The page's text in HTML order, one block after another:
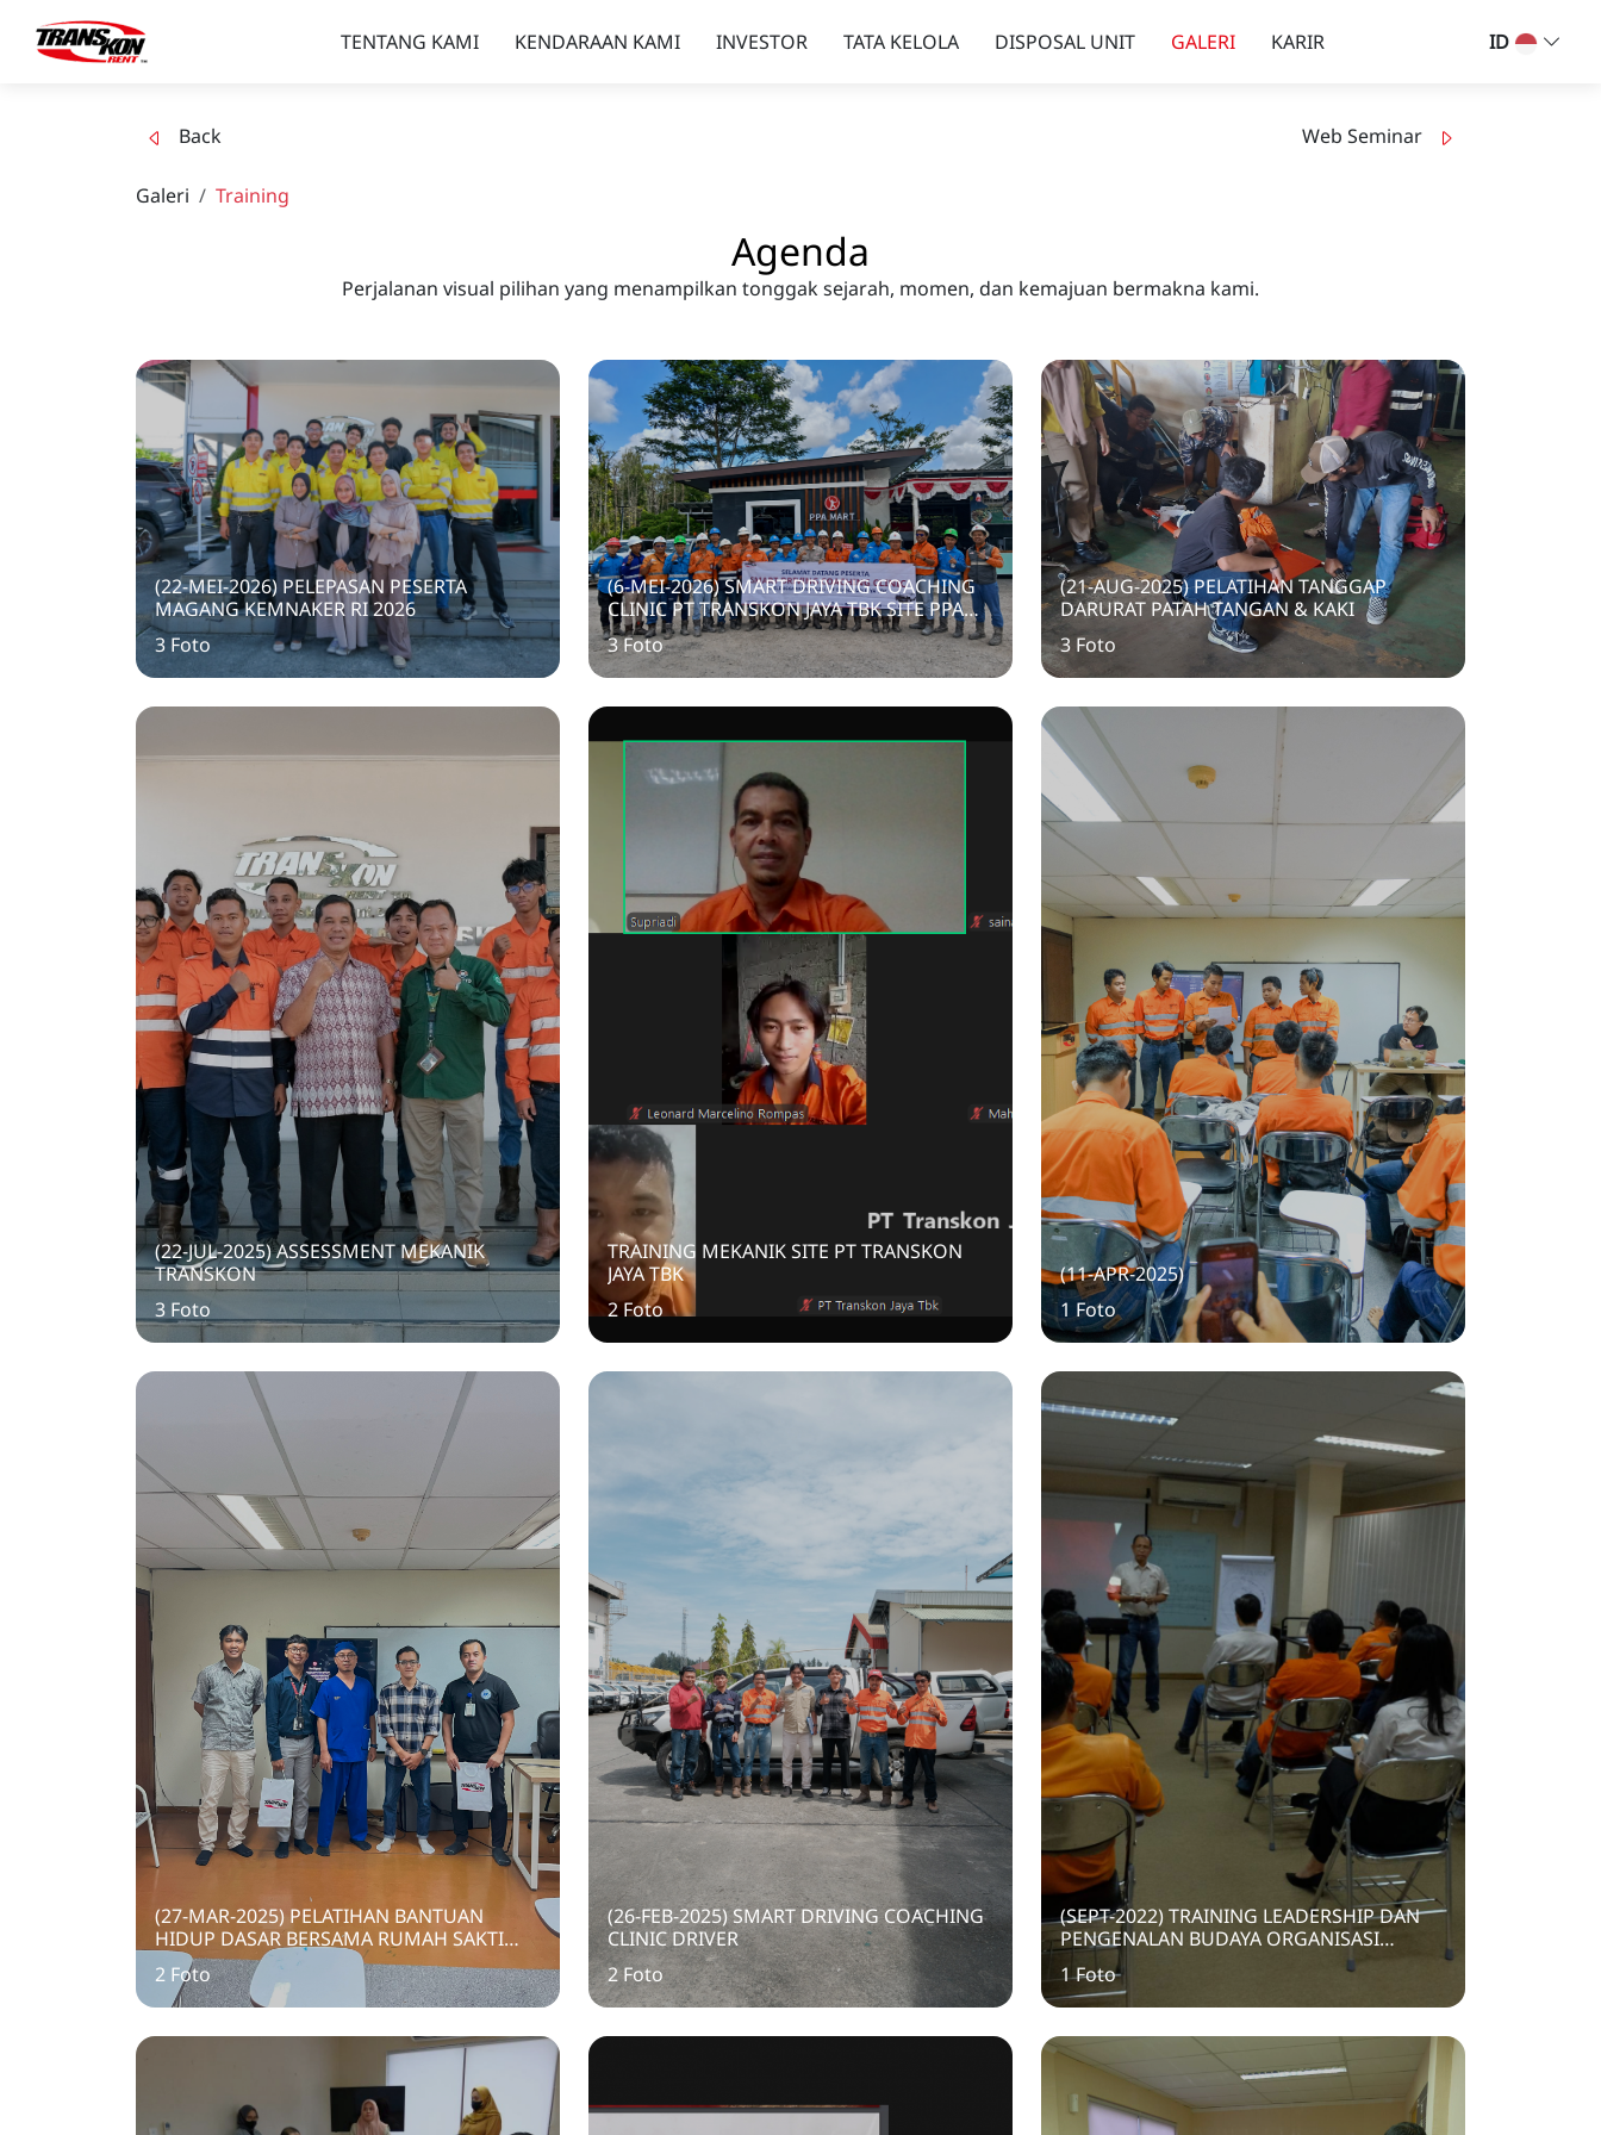
TENTANG KAMI KENDARAAN KAMI INVESTOR TATA KELOLA DISPOSAL UNIT GALERI KARIR ID
Back Web Seminar
Galeri Training
Agenda
Perjalanan visual pilihan yang menampilkan tonggak sejarah, momen, dan kemajuan bermakna kami.
(22-MEI-2026) PELEPASAN PESERTA
MAGANG KEMNAKER RI 2026
3 Foto
(6-MEI-2026) SMART DRIVING COACHING
CLINIC PT TRANSKON JAYA TBK SITE PPA
GUNUNG MAS
3 Foto
(21-AUG-2025) PELATIHAN TANGGAP
DARURAT PATAH TANGAN & KAKI
3 Foto
(22-JUL-2025) ASSESSMENT MEKANIK
TRANSKON
3 Foto
TRAINING MEKANIK SITE PT TRANSKON
JAYA TBK
2 Foto
(11-APR-2025)
1 Foto
(27-MAR-2025) PELATIHAN BANTUAN
HIDUP DASAR BERSAMA RUMAH SAKTI
SILOAM BALIKPAPAN
2 Foto
(26-FEB-2025) SMART DRIVING COACHING
CLINIC DRIVER
2 Foto
(SEPT-2022) TRAINING LEADERSHIP DAN
PENGENALAN BUDAYA ORGANISASI
KEPADA KARYAWAN
1 Foto